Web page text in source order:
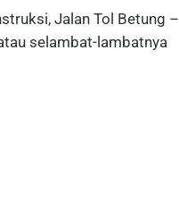
Jalan Tol Betung –
selambat-lambatnya